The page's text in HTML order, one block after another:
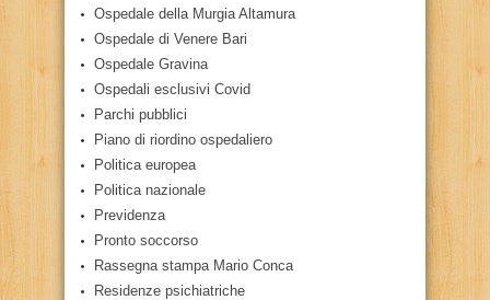
Ospedale della Murgia Altamura
Ospedale di Venere Bari
Ospedale Gravina
Ospedali esclusivi Covid
Parchi pubblici
Piano di riordino ospedaliero
Politica europea
Politica nazionale
Previdenza
Pronto soccorso
Rassegna stampa Mario Conca
Residenze psichiatriche